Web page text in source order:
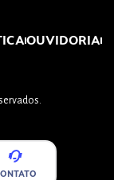
OUVIDORIA